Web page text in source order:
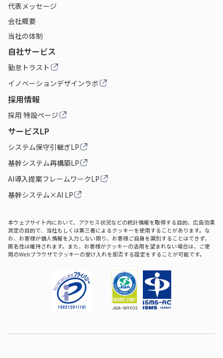
代表メッセージ
会社概要
当社の体制
自社サービス
勤怠トラスト
イノベーションデザインラボ
採用情報
採用 特設ページ
サービスLP
システム保守引継ぎLP
基幹システム再構築LP
AI導入提案フレームワークLP
基幹システム×AI LP
本ウェブサイト内において、アクセス状況などの統計情報を取得する目的、広告効果
測定の目的で、当社もしくは第三者によるクッキーを使用することがあります。な
お、お客様が個人情報を入力しない限り、お客様ご自身を識別することはできず、
匿名性は維持されます。また、お客様がクッキーの活用を望まれない場合は、ご使
用のWebブラウザでクッキーの受け入れを拒否する設定をすることが可能です。